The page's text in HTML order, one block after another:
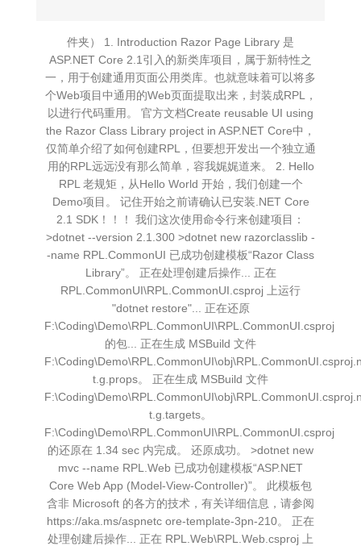
件夹） 1. Introduction Razor Page Library 是
ASP.NET Core 2.1引入的新类库项目，属于新特性之
一，用于创建通用页面公用类库。也就意味着可以将多
个Web项目中通用的Web页面提取出来，封装成RPL，
以进行代码重用。 官方文档Create reusable UI using
the Razor Class Library project in ASP.NET Core中，
仅简单介绍了如何创建RPL，但要想开发出一个独立通
用的RPL远远没有那么简单，容我娓娓道来。 2. Hello
RPL 老规矩，从Hello World 开始，我们创建一个
Demo项目。 记住开始之前请确认已安装.NET Core
2.1 SDK！！！ 我们这次使用命令行来创建项目：
>dotnet --version 2.1.300 >dotnet new razorclasslib -
-name RPL.CommonUI 已成功创建模板“Razor Class
Library”。 正在处理创建后操作... 正在
RPL.CommonUI\RPL.CommonUI.csproj 上运行
"dotnet restore"... 正在还原
F:\Coding\Demo\RPL.CommonUI\RPL.CommonUI.csproj
的包... 正在生成 MSBuild 文件
t.g.props。 正在生成 MSBuild 文件
t.g.targets。
F:\Coding\Demo\RPL.CommonUI\RPL.CommonUI.csproj
的还原在 1.34 sec 内完成。 还原成功。 >dotnet new
mvc --name RPL.Web 已成功创建模板“ASP.NET
Core Web App (Model-View-Controller)”。 此模板包
含非 Microsoft 的各方的技术，有关详细信息，请参阅
https://aka.ms/aspnetc ore-template-3pn-210。 正在
处理创建后操作... 正在 RPL.Web\RPL.Web.csproj 上